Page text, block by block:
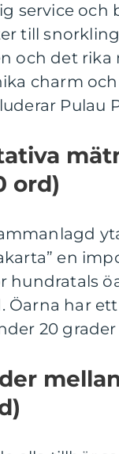
service och
till
och det rika
charm
Pulau
ord)
en
hundratals
Öarna har
20